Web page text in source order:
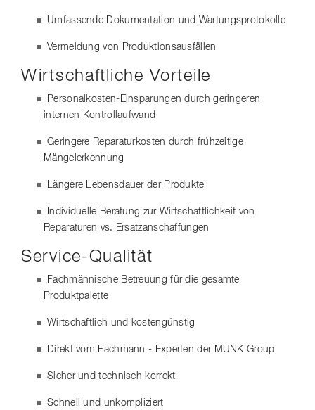
Umfassende Dokumentation und Wartungsprotokolle
Vermeidung von Produktionsausfällen
Wirtschaftliche Vorteile
Personalkosten-Einsparungen durch geringeren
internen Kontrollaufwand
Geringere Reparaturkosten durch frühzeitige
Mängelerkennung
Längere Lebensdauer der Produkte
Individuelle Beratung zur Wirtschaftlichkeit von
Reparaturen vs. Ersatzanschaffungen
Service-Qualität
Fachmännische Betreuung für die gesamte
Produktpalette
Wirtschaftlich und kostengünstig
Direkt vom Fachmann - Experten der MUNK Group
Sicher und technisch korrekt
Schnell und unkompliziert